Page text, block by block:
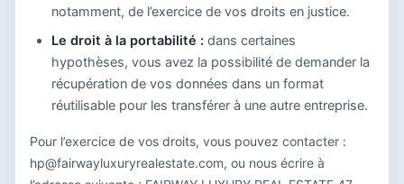
notamment, de l’exercice de vos droits en justice.
Le droit à la portabilité : dans certaines
hypothèses, vous avez la possibilité de demander la
récupération de vos données dans un format
réutilisable pour les transférer à une autre entreprise.
Pour l’exercice de vos droits, vous pouvez contacter :
hp@fairwayluxuryrealestate.com, ou nous écrire à